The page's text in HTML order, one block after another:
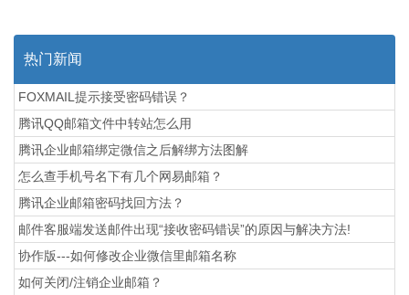
热门新闻
FOXMAIL提示接受密码错误？
腾讯QQ邮箱文件中转站怎么用
腾讯企业邮箱绑定微信之后解绑方法图解
怎么查手机号名下有几个网易邮箱？
腾讯企业邮箱密码找回方法？
邮件客服端发送邮件出现“接收密码错误”的原因与解决方法!
协作版---如何修改企业微信里邮箱名称
如何关闭/注销企业邮箱？